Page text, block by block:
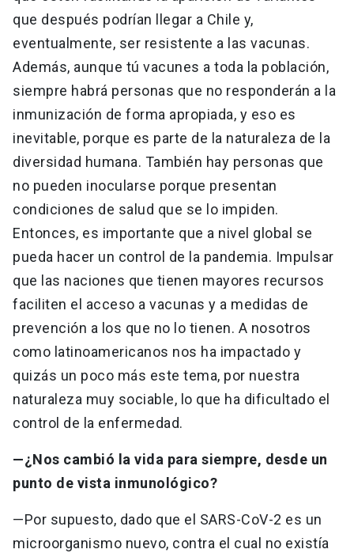
que después podrían llegar a Chile y,
eventualmente, ser resistente a las vacunas.
Además, aunque tú vacunes a toda la población,
siempre habrá personas que no responderán a la
inmunización de forma apropiada, y eso es
inevitable, porque es parte de la naturaleza de la
diversidad humana. También hay personas que
no pueden inocularse porque presentan
condiciones de salud que se lo impiden.
Entonces, es importante que a nivel global se
pueda hacer un control de la pandemia. Impulsar
que las naciones que tienen mayores recursos
faciliten el acceso a vacunas y a medidas de
prevención a los que no lo tienen. A nosotros
como latinoamericanos nos ha impactado y
quizás un poco más este tema, por nuestra
naturaleza muy sociable, lo que ha dificultado el
control de la enfermedad.
—¿Nos cambió la vida para siempre, desde un
punto de vista inmunológico?
—Por supuesto, dado que el SARS-CoV-2 es un
microorganismo nuevo, contra el cual no existía